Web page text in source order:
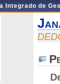
Integrado de